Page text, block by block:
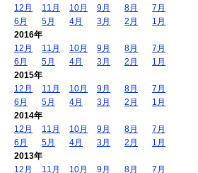
12月
11月 10月 9月 8月
7月
6月
5月 4月 3月 2月
1月
2016年
12月
11月 10月 9月 8月
7月
6月
5月 4月 3月 2月
1月
2015年
12月
11月 10月 9月 8月
7月
6月
5月 4月 3月 2月
1月
2014年
12月
11月 10月 9月 8月
7月
6月
5月 4月 3月 2月
1月
2013年
12月
11月 10月 9月 8月 7月